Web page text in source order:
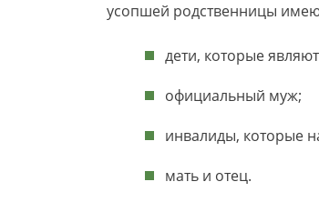
усопшей родственницы
дети, которые
официальный муж;
инвалиды, которые
мать и отец.